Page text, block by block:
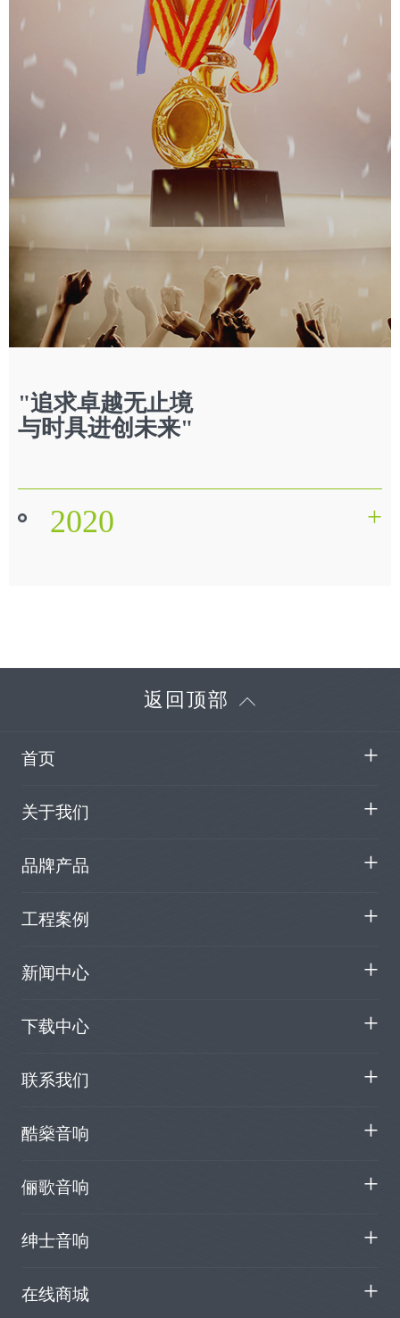
"追求卓越无止境
与时具进创未来"
2020
返回顶部
首页
关于我们
品牌产品
工程案例
新闻中心
下载中心
联系我们
酷燊音响
俪歌音响
绅士音响
在线商城